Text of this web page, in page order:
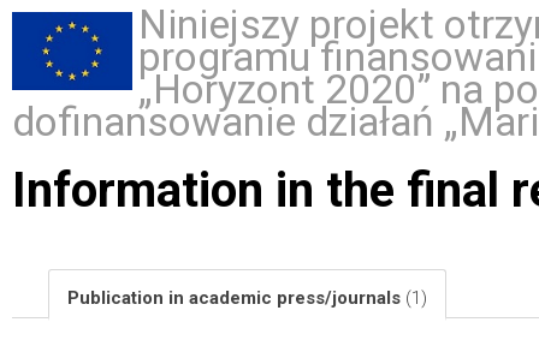
Niniejszy projekt
programu
„Horyzont 2020” na
dofinansowanie działań
Information in the final
Publication in academic press/journals (1)